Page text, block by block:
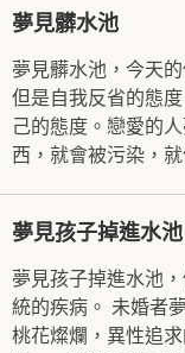
夢見髒水池
夢見髒水池，今天
但是自我反省的態
己的態度。戀愛的
西，就會被污染，
夢見孩子掉進水池
夢見孩子掉進水池
統的疾病。 未婚者
桃花燦爛，異性追